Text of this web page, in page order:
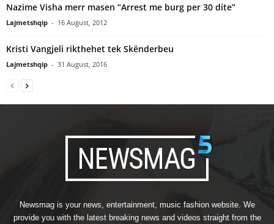
Nazime Visha merr masen “Arrest me burg per 30 dite”
Lajmetshqip - 16 August, 2012
Kristi Vangjeli rikthehet tek Skënderbeu
Lajmetshqip - 31 August, 2016
Newsmag is your news, entertainment, music fashion website. We
provide you with the latest breaking news and videos straight from the